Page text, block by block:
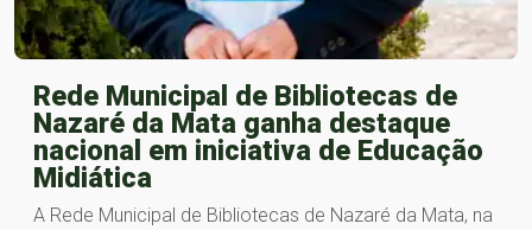
Rede Municipal de Bibliotecas de
Nazaré da Mata ganha destaque
nacional em iniciativa de Educação
Midiática
A Rede Municipal de Bibliotecas de Nazaré da Mata, na